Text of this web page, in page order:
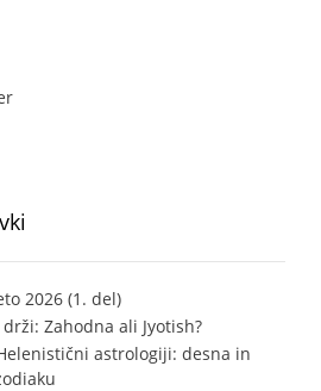
2026 (1. del)
Zahodna ali Jyotish?
astrologiji: desna in